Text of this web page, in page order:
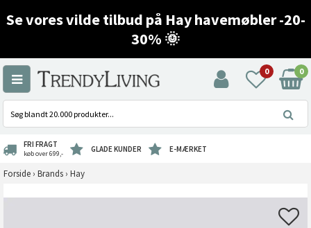
Se vores vilde tilbud på Hay havemøbler -20-
30% 🌞
0 0
FRI FRAGT
køb over 699,- GLADE KUNDER E-MÆRKET
Forside › Brands › Hay